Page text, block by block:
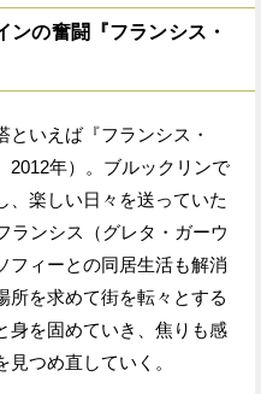
ンの奮闘『フランシス・
いえば『フランシス・
2012年）。ブルックリンで
、楽しい日々を送っていた
ランシス（グレタ・ガーウ
フィーとの同居生活も解消
所を求めて街を転々とする
身を固めていき、焦りも感
つめ直していく。